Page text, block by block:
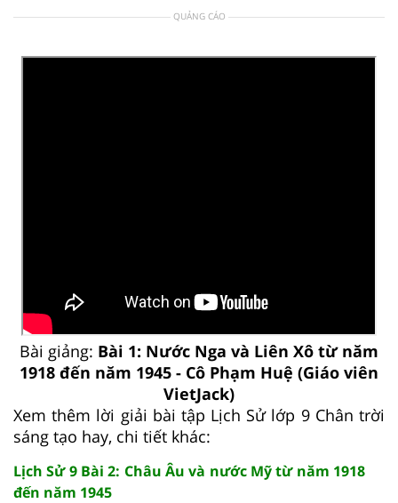
QUẢNG CÁO
Bài giảng: Bài 1: Nước Nga và Liên Xô từ năm
1918 đến năm 1945 - Cô Phạm Huệ (Giáo viên
VietJack)
Xem thêm lời giải bài tập Lịch Sử lớp 9 Chân trời
sáng tạo hay, chi tiết khác:
Lịch Sử 9 Bài 2: Châu Âu và nước Mỹ từ năm 1918
đến năm 1945